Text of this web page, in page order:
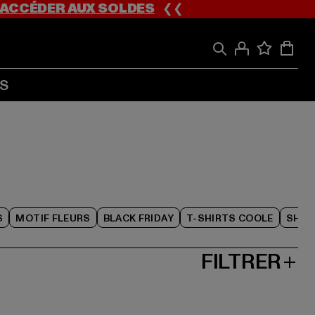
ACCÉDER AUX SOLDES❮❮
MOTIF FLEURS BLACK FRIDAY T-SHIRTS COOLE
FILTRER